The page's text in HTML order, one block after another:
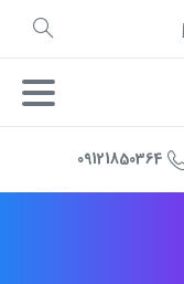
09121850364